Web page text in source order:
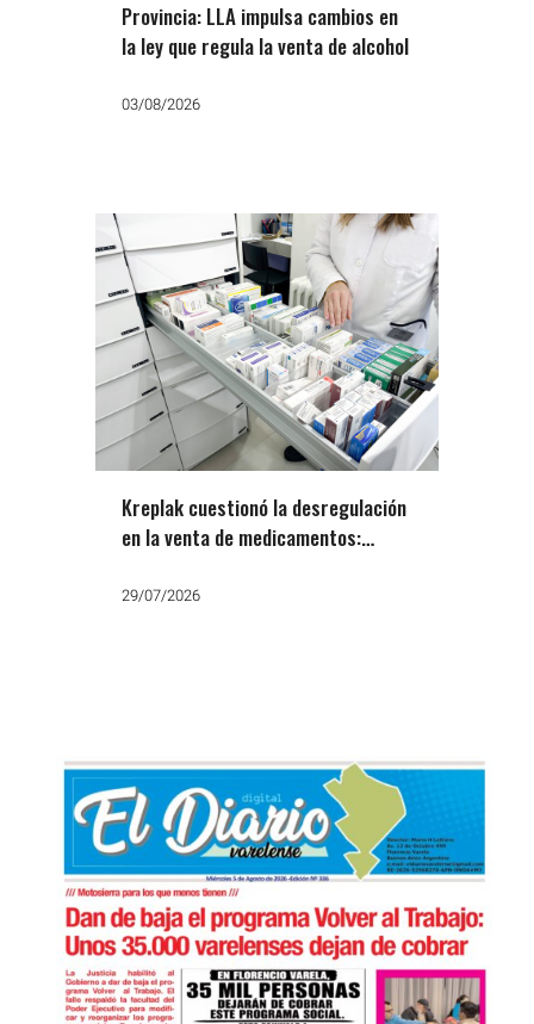
Provincia: LLA impulsa cambios en
la ley que regula la venta de alcohol
03/08/2026
Kreplak cuestionó la desregulación
en la venta de medicamentos:
29/07/2026